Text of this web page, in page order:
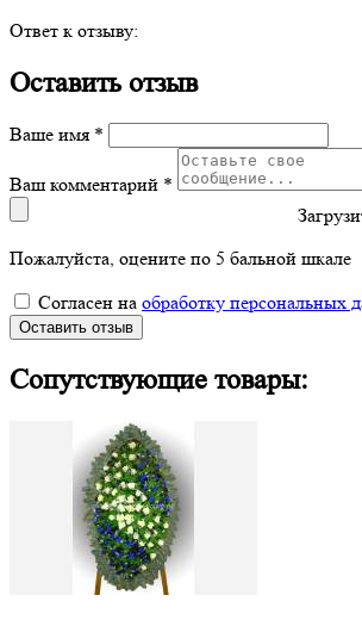
Ответ к отзыву:
Оставить отзыв
Ваше имя *
Ваш комментарий *
Пожалуйста, оцените по 5 бальной шкале
Согласен на обработку персональных
Оставить отзыв
Сопутствующие товары: